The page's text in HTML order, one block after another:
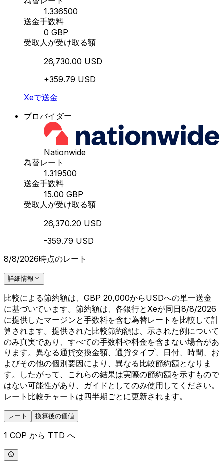
1.336500
送金手数料
0 GBP
受取人が受け取る額
26,730.00 USD
+359.79 USD
Xeで送金
プロバイダー
Nationwide
為替レート
1.319500
送金手数料
15.00 GBP
受取人が受け取る額
26,370.20 USD
-359.79 USD
8/8/2026時点のレート
詳細情報
比較による節約額は、GBP 20,000からUSDへの単一送金
に基づいています。節約額は、各銀行とXeが同日8/8/2026
に提供したマージンと手数料を含む為替レートを比較して計
算されます。提供された比較節約額は、示された例について
のみ真実であり、すべての手数料や料金を含まない場合があ
ります。異なる通貨交換金額、通貨タイプ、日付、時間、お
よびその他の個別要因により、異なる比較節約額となりま
す。したがって、これらの結果は実際の節約額を示すもので
はない可能性があり、ガイドとしてのみ使用してください。
レート比較チャートは四半期ごとに更新されます。
レート 換算後の価値
1 COP から TTD へ